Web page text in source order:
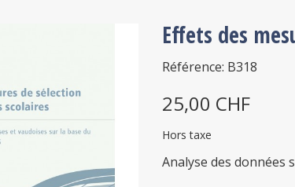
Effets des
Référence: B318
25,00 CHF
Hors taxe
Analyse des données